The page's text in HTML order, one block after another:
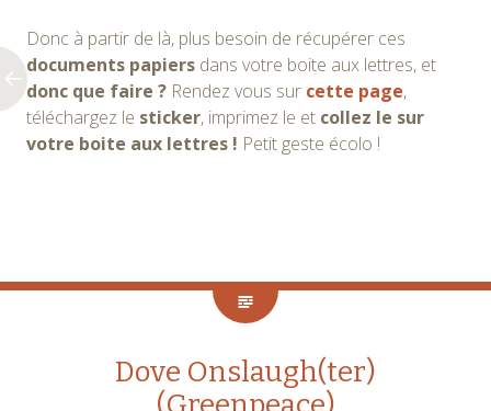
Donc à partir de là, plus besoin de récupérer ces
documents papiers dans votre boite aux lettres, et
donc que faire ? Rendez vous sur cette page,
téléchargez le sticker, imprimez le et collez le sur
votre boite aux lettres ! Petit geste écolo !
Dove Onslaugh(ter)